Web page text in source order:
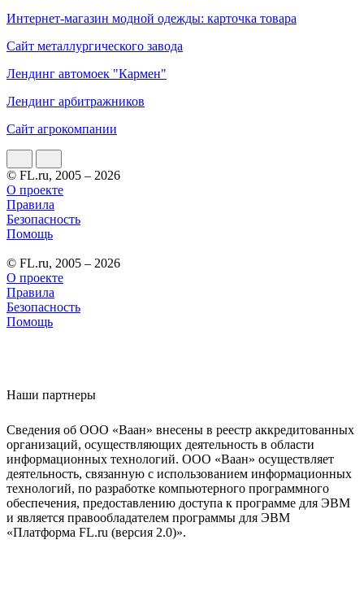
Интернет-магазин модной одежды: карточка товара
Сайт металлургического завода
Лендинг автомоек "Кармен"
Лендинг арбитражников
Сайт агрокомпании
© FL.ru, 2005 – 2026
О проекте
Правила
Безопасность
Помощь
© FL.ru, 2005 – 2026
О проекте
Правила
Безопасность
Помощь
Наши партнеры
Сведения об ООО «Ваан» внесены в реестр аккредитованных
организаций, осуществляющих деятельность в области
информационных технологий. ООО «Ваан» осуществляет
деятельность, связанную с использованием информационных
технологий, по разработке компьютерного программного
обеспечения, предоставлению доступа к программе для ЭВМ
и является правообладателем программы для ЭВМ
«Платформа FL.ru (версия 2.0)».